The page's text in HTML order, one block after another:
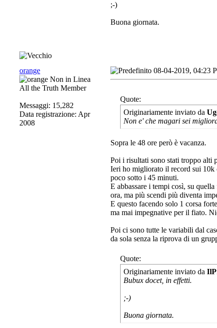
;-)
Buona giornata.
orange
All the Truth Member
Messaggi: 15,282
Data registrazione: Apr
2008
08-04-2019, 04:23
Quote:
Originariamente inviato da
Non e' che magari sei
Sopra le 48 ore però è vacanza.
Poi i risultati sono stati troppo alti
Ieri ho migliorato il record sui 10k
poco sotto i 45 minuti.
E abbassare i tempi così, su
ora, ma più scendi più diventa
E questo facendo solo 1 corsa
ma mai impegnative per il fiato.
Poi ci sono tutte le variabili dal
da sola senza la riprova di un
Quote:
Originariamente inviato da
Bubux docet, in effetti.
;-)
Buona giornata.